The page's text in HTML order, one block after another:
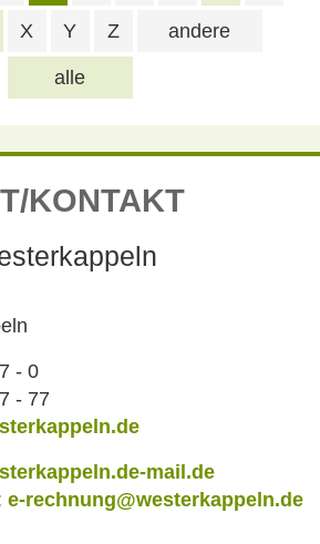
alle
X Y Z andere
KONTAKT
- 0
- 77
mail.de
e-rechnung@westerkappeln.de